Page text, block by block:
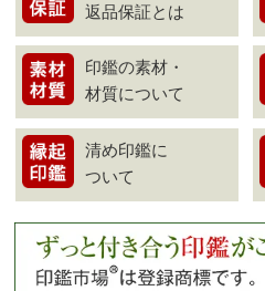
返品保証とは
印鑑の素材・
材質について
清め印鑑に
ついて